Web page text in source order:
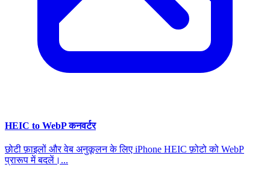
HEIC to WebP कनवर्टर
छोटी फ़ाइलों और वेब अनुकूलन के लिए iPhone HEIC फ़ोटो को WebP
प्रारूप में बदलें।...